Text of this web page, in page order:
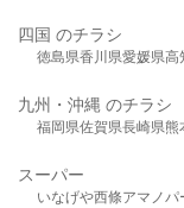
四国 のチラシ
徳島県香川県愛媛県高
九州・沖縄 のチラシ
福岡県佐賀県長崎県熊
スーパー
いなげや西條アマノパ